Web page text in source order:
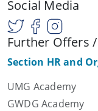
Social Media
Further Offers
Section HR and
UMG Academy
GWDG Academy